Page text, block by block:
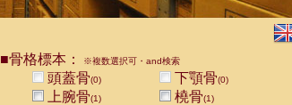
■骨格標本： ※複数選択可・and検索
頭蓋骨(0) 下顎骨(0)
上腕骨(1) 橈骨(1)